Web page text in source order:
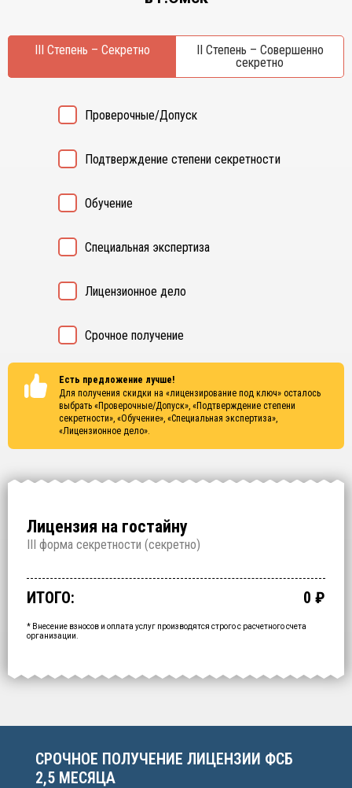
Л
Липецк
М
Магнитогорск
Махачкала
Мурманск
Н
Набережные Челны
Нижний Новгород
Нижний Тагил
Новосибирск
Хабаровск
III Степень – Секретно
II Степень – Совершенно
секретно
Проверочные/Допуск
Подтверждение степени секретности
Обучение
Специальная экспертиза
Лицензионное дело
Срочное получение
Есть предложение лучше!
Для получения скидки на «лицензирование под ключ» осталось
выбрать «Проверочные/Допуск», «Подтверждение степени
секретности», «Обучение», «Специальная экспертиза»,
«Лицензионное дело».
Лицензия на гостайну
III форма секретности (секретно)
Проверочные/Допуск
150 000 ₽
срок: 2.5 месяца
Подтверждение степени секретности 1 000 000 ₽
срок: 2 недели
Обучение 60 000 ₽
срок: 2 недели
Специальная экспертиза 200 000 ₽
срок: 2 недели
Лицензионное дело 250 000 ₽
срок: 2 месяца
Срочное получение 700 000 ₽
Промежуточный итог:
15000 ₽
Ваша персональна скидка
-15000
ИТОГО: 0 ₽
* Внесение взносов и оплата услуг производятся строго с расчетного счета
организации.
ОФОРМИТЬ ЗА 1 ДЕНЬ
СРОЧНОЕ ПОЛУЧЕНИЕ ЛИЦЕНЗИИ ФСБ
2,5 МЕСЯЦА